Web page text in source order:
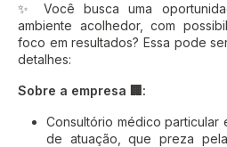
✨ Você busca uma
ambiente acolhedor, com
foco em resultados? Essa pode
detalhes:
Sobre a empresa 🏢:
Consultório médico particular
de atuação, que preza